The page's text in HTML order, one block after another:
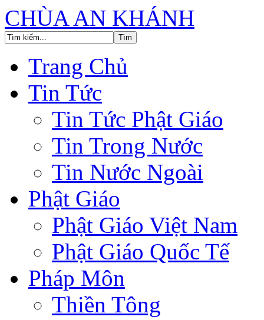
CHÙA AN KHÁNH
Trang Chủ
Tin Tức
Tin Tức Phật Giáo
Tin Trong Nước
Tin Nước Ngoài
Phật Giáo
Phật Giáo Việt Nam
Phật Giáo Quốc Tế
Pháp Môn
Thiền Tông